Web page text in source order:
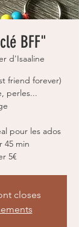
BFF"
d'Isaaline
friend forever)
perles...
pour les ados
45 min
5€
closes